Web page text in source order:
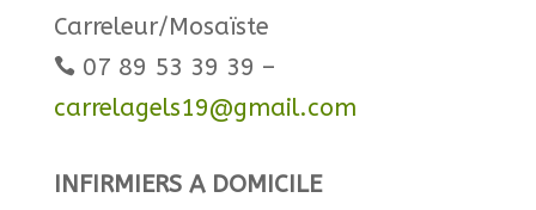
Carreleur/Mosaïste
07 89 53 39 39 –
carrelagels19@gmail.com
​INFIRMIERS A DOMICILE